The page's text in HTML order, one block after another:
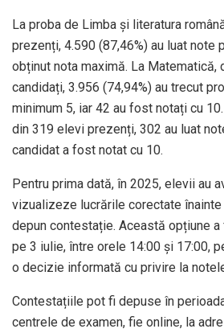
La proba de Limba și literatura
prezenți, 4.590 (87,46%) au luat note
obținut nota maximă. La Matematică,
candidați, 3.956 (74,94%) au trecut
minimum 5, iar 42 au fost notați cu
din 319 elevi prezenți, 302 au luat
candidat a fost notat cu 10.
Pentru prima dată, în 2025, elevii au
vizualizeze lucrările corectate
depun contestație. Această opțiune
pe 3 iulie, între orele 14:00 și 17:00,
o decizie informată cu privire la
Contestațiile pot fi depuse în
centrele de examen, fie online, la